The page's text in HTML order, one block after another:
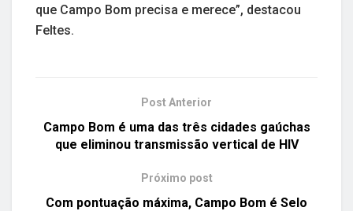
que Campo Bom precisa e merece”, destacou
Feltes.
Post Anterior
Campo Bom é uma das três cidades gaúchas
que eliminou transmissão vertical de HIV
Próximo post
Com pontuação máxima, Campo Bom é Selo